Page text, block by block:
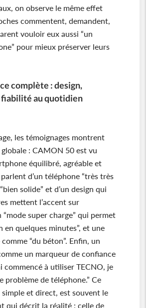
on observe le même effet
commentent, demandent,
vouloir eux aussi “un
pour mieux préserver leurs
complète : design,
au quotidien
les témoignages montrent
: CAMON 50 est vu
équilibré, agréable et
d’un téléphone “très très
solide” et d’un design qui
mettent l’accent sur
“mode super charge” qui permet
en quelques minutes”, et une
“du béton”. Enfin, un
un marqueur de confiance
commencé à utiliser TECNO, je
problème de téléphone.” Ce
et direct, est souvent le
qui décrit la réalité : celle de